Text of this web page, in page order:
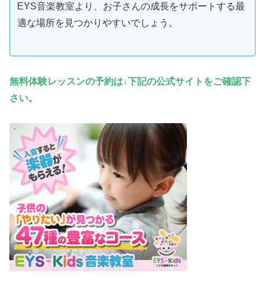
EYS音楽教室より、お子さんの成長をサポートする最
適な場所を見つかりやすいでしょう。
無料体験レッスンの予約は↓下記の公式サイトをご確認下
さい。